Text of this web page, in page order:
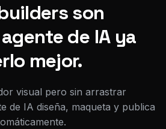
son
de IA ya
mejor.
visual pero sin arrastrar
de IA diseña, maqueta y publica